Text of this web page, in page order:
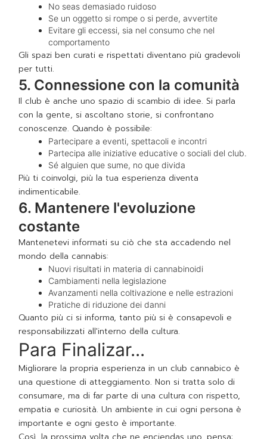
No seas demasiado ruidoso
Se un oggetto si rompe o si perde, avvertite
Evitare gli eccessi, sia nel consumo che nel
comportamento
Gli spazi ben curati e rispettati diventano più gradevoli
per tutti.
5. Connessione con la comunità
Il club è anche uno spazio di scambio di idee. Si parla
con la gente, si ascoltano storie, si confrontano
conoscenze. Quando è possibile:
Partecipare a eventi, spettacoli e incontri
Partecipa alle iniziative educative o sociali del club.
Sé alguien que sume, no que divida
Più ti coinvolgi, più la tua esperienza diventa
indimenticabile.
6. Mantenere l'evoluzione
costante
Mantenetevi informati su ciò che sta accadendo nel
mondo della cannabis:
Nuovi risultati in materia di cannabinoidi
Cambiamenti nella legislazione
Avanzamenti nella coltivazione e nelle estrazioni
Pratiche di riduzione dei danni
Quanto più ci si informa, tanto più si è consapevoli e
responsabilizzati all'interno della cultura.
Para Finalizar...
Migliorare la propria esperienza in un club cannabico è
una questione di atteggiamento. Non si tratta solo di
consumare, ma di far parte di una cultura con rispetto,
empatia e curiosità. Un ambiente in cui ogni persona è
importante e ogni gesto è importante.